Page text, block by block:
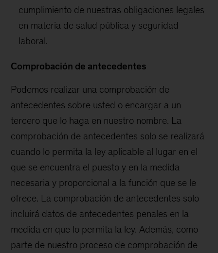
cumplimiento de nuestras obligaciones legales
en materia de salud pública y seguridad
laboral.
Comprobación de antecedentes
Podemos realizar una comprobación de
antecedentes sobre usted o encargar a un
tercero que lo haga en nuestro nombre. La
comprobación de antecedentes solo se realizará
cuando lo permita la ley aplicable al lugar en el
que se encuentra el puesto y en la medida
necesaria y proporcional a la función que se le
ofrece. La comprobación de antecedentes solo
incluirá datos de antecedentes penales en la
medida en que lo permita la ley. Además, como
parte de nuestro proceso de comprobación de